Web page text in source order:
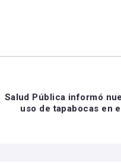
Salud Pública informó
uso de tapabocas en